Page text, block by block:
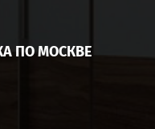
ПО МОСКВЕ